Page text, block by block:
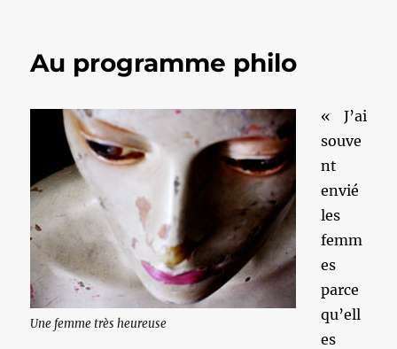
Au programme philo
Une femme très heureuse
« J’ai
souve
nt
envié
les
femm
es
parce
qu’ell
es